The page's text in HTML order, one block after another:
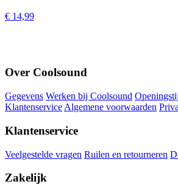
€ 14,99
Over Coolsound
Gegevens Werken bij Coolsound
Klantenservice Algemene voorwaarden
Klantenservice
Veelgestelde vragen Ruilen en retourneren
Zakelijk